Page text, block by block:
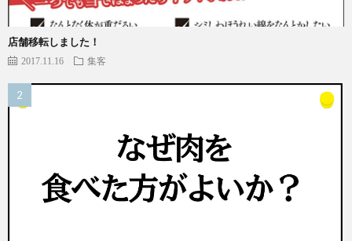
店舗移転しました！
2017.11.16 集客